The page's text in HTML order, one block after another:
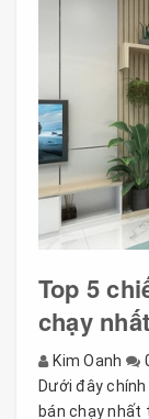
Top 5
chạy
Kim Oanh
Dưới đây
bán chạy nhất